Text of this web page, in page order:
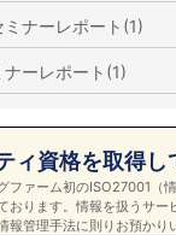
ナーレポート(1)
ーレポート(1)
ィ資格を取得し
ファーム初のISO27001（
おります。情報を扱うサー
報管理手法に則りお預かり